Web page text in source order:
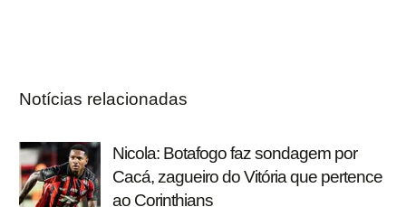
Notícias relacionadas
Nicola: Botafogo faz sondagem por
Cacá, zagueiro do Vitória que pertence
ao Corinthians